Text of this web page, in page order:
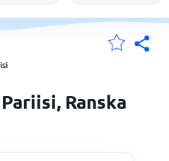
Ranska